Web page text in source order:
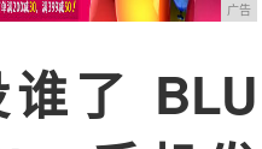
广告
了 BLU